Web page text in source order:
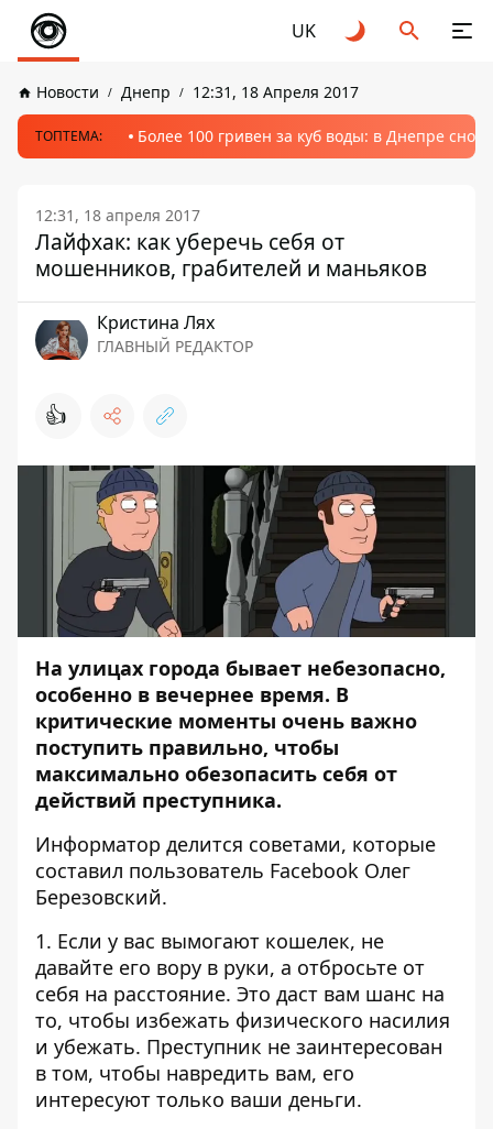
UK
Новости Днепр 12:31, 18 Апреля 2017
ТОПТЕМА: Более 100 гривен за куб воды: в Днепре
12:31, 18 апреля 2017
Лайфхак: как уберечь себя от
мошенников, грабителей и маньяков
Кристина Лях
ГЛАВНЫЙ РЕДАКТОР
👍
На улицах города бывает небезопасно,
особенно в вечернее время. В
критические моменты очень важно
поступить правильно, чтобы
максимально обезопасить себя от
действий преступника.
Информатор делится советами, которые
составил пользователь Facebook Олег
Березовский.
1. Если у вас вымогают кошелек, не
давайте его вору в руки, а отбросьте от
себя на расстояние. Это даст вам шанс на
то, чтобы избежать физического насилия
и убежать. Преступник не заинтересован
в том, чтобы навредить вам, его
интересуют только ваши деньги.